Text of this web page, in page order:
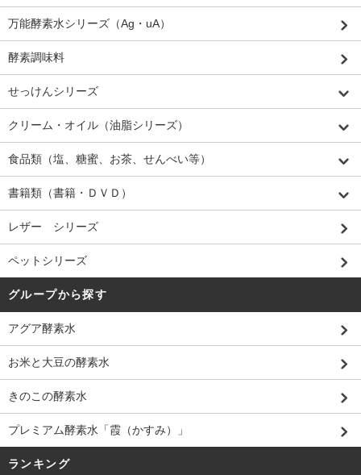
万能酵素水シリーズ（Ag・uA）
酵素調味料
せっけんシリーズ
クリーム・オイル（油脂シリーズ）
食品類（塩、糖蜜、お茶、せんべい等）
書籍類（書籍・ＤＶＤ）
レザー シリーズ
ペットシリーズ
グループから探す
アグア酵素水
お米と大豆の酵素水
きのこの酵素水
プレミアム酵素水「霞（かすみ）」
ランキング